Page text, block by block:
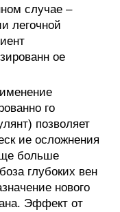
случае –
легочной
ое
го
позволяет
ие осложнения
больше
глубоких вен
нового
Эффект от